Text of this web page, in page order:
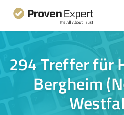
294 Treffer für
Bergheim